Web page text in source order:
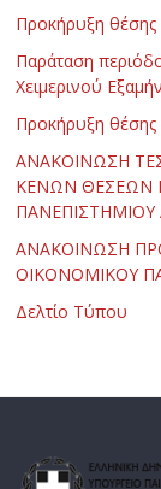
Προκήρυξη θέσης
Παράταση
Χειμερινού
Προκήρυξη θέσης
ΑΝΑΚΟΙΝΩΣΗ
ΚΕΝΩΝ ΘΕΣΕΩΝ
ΑΝΑΚΟΙΝΩΣΗ
ΟΙΚΟΝΟΜΙΚΟΥ
Δελτίο Τύπου